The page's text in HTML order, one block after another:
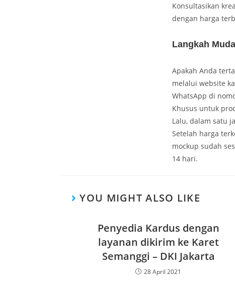
Konsultasikan
dengan harga
Langkah
Apakah Anda
melalui website
WhatsApp di
Khusus untuk
Lalu, dalam satu
Setelah harga
mockup sudah
14 hari.
YOU MIGHT ALSO LIKE
Penyedia Kardus dengan
layanan dikirim ke Karet
Semanggi – DKI Jakarta
28 April 2021